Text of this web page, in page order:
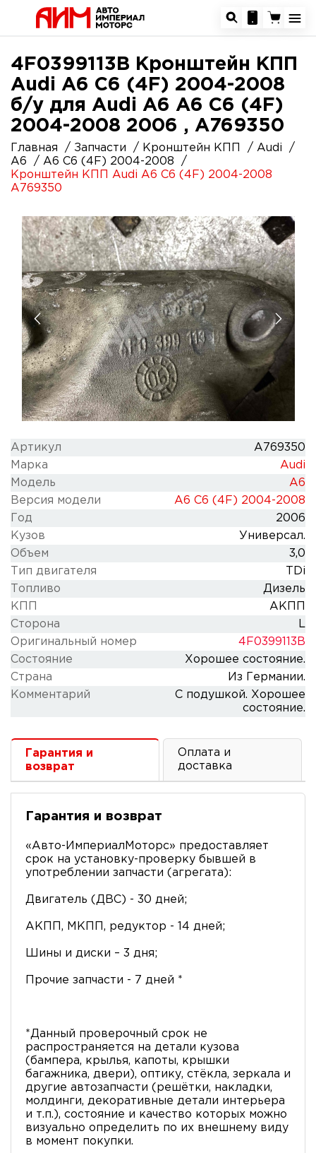
4F0399113B Кронштейн КПП
Audi A6 C6 (4F) 2004-2008
б/у для Audi A6 A6 C6 (4F)
2004-2008 2006 , A769350
Главная Запчасти Кронштейн КПП
Audi
A6
A6 C6 (4F) 2004-2008
Кронштейн КПП Audi A6 C6 (4F) 2004-2008
A769350
Артикул
A769350
Марка
Audi
Модель
A6
Версия модели
A6 C6 (4F) 2004-2008
Год
2006
Кузов
Универсал.
Объем
3,0
Тип двигателя
TDi
Топливо
Дизель
КПП
АКПП
Сторона
L
Оригинальный номер
4F0399113B
Состояние
Хорошее состояние.
Cтрана
Из Германии.
Комментарий
С подушкой. Хорошее
состояние.
Гарантия и
возврат
Оплата и
доставка
Гарантия и возврат
«Авто-ИмпериалМоторс» предоставляет
срок на установку-проверку бывшей в
употреблении запчасти (агрегата):
Двигатель (ДВС) - 30 дней;
АКПП, МКПП, редуктор - 14 дней;
Шины и диски – 3 дня;
Прочие запчасти - 7 дней *
*Данный проверочный срок не
распространяется на детали кузова
(бампера, крылья, капоты, крышки
багажника, двери), оптику, стёкла, зеркала и
другие автозапчасти (решётки, накладки,
молдинги, декоративные детали интерьера
и т.п.), состояние и качество которых можно
визуально определить по их внешнему виду
в момент покупки.